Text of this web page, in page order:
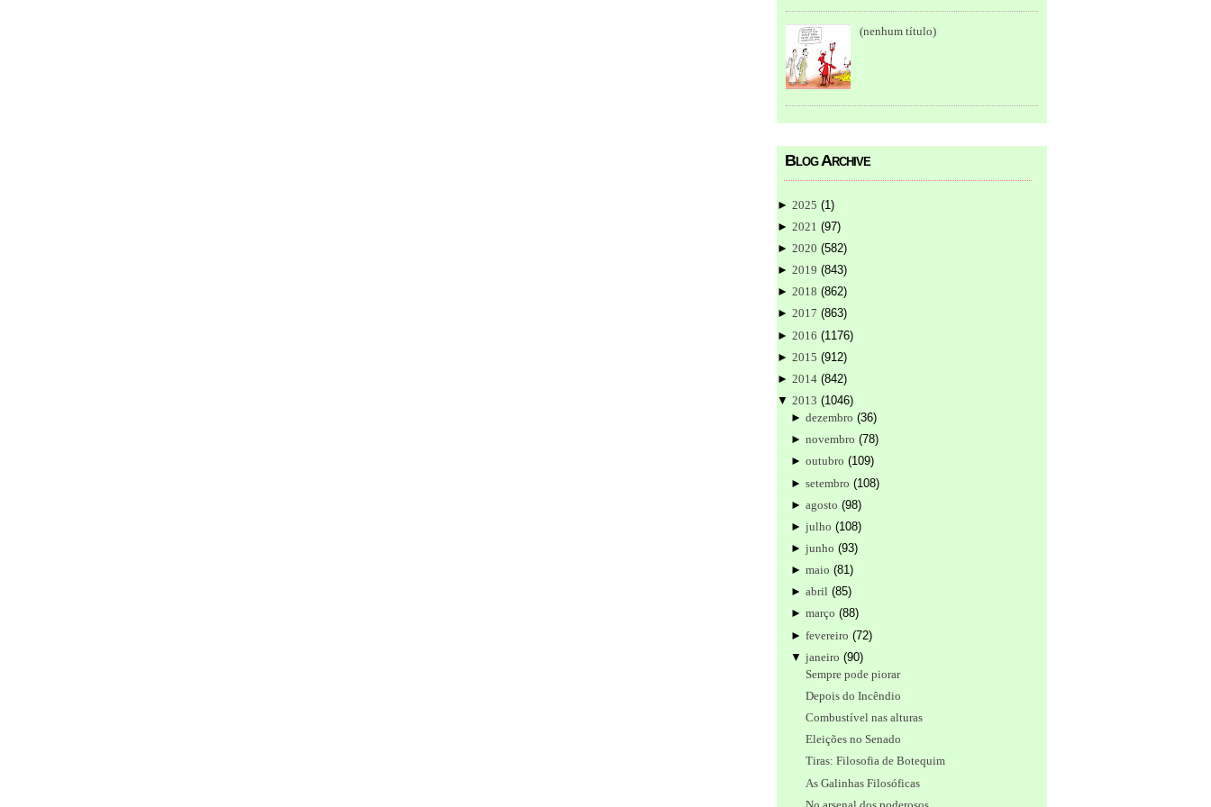
(nenhum título)
Blog Archive
► 2025 (1 )
► 2021 (97)
► 2020 (582)
► 2019 (843)
► 2018 (862)
► 2017 (863)
► 2016 (1176)
► 2015 (912)
► 2014 (842)
▼ 2013 (1046)
►dezembro (36)
►novembro (78)
►outubro (109)
►setembro (108)
►agosto (98)
►julho (108)
►junho (93)
►maio (81)
►abril (85)
►março (88)
►fevereiro (72)
▼janeiro (90)
Sempre pode piorar
Depois do Incêndio
Combustível nas alturas
Eleições no Senado
Tiras: Filosofia de Botequim
As Galinhas Filosóficas